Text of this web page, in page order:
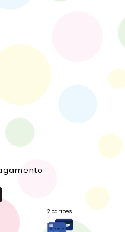
2 cartões